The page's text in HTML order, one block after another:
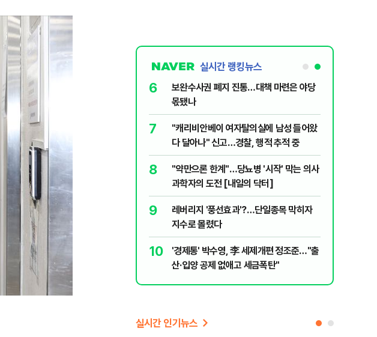
실시간 랭킹뉴스
李대통령, 20대 지지율 하락 의식했
나…"청년 보편적 지원 문턱 낮춰야"
지진에 3000만원 기부했는데 비난받은
日 여성...무슨 일?
[데일리안 오늘뉴스 종합] 축구협회 외국
인 심판에 성접대 의혹, 李대통령 20대 지
지율 하락 의식했나, 삼전닉스 올인은 금
물, SK하이닉스 프리마켓 시초가 논란 재
점화, 김민석 "과반 승리 가능성 99%" 등
오세훈 '여론조사비 대납' 1심 유죄에 회자
된 '민주당 돈봉투 의혹'…왜?
외국인 심판에 성접대 의혹…월드컵 예선
까지 얽힌 축구협회 '충격 민낯’
6
보완수사권 폐지 진통…대책 마련은 야당
몫됐나
7
"캐리비안베이 여자탈의실에 남성 들어왔
다 달아나" 신고…경찰, 행적 추적 중
8
"약만으론 한계"…당뇨병 '시작' 막는 의사
과학자의 도전 [내일의 닥터]
9
레버리지 '풍선효과'?…단일종목 막히자
지수로 몰렸다
10
'경제통' 박수영, 李 세제개편 정조준…"출
산·입양 공제 없애고 세금폭탄"
실시간 인기뉴스